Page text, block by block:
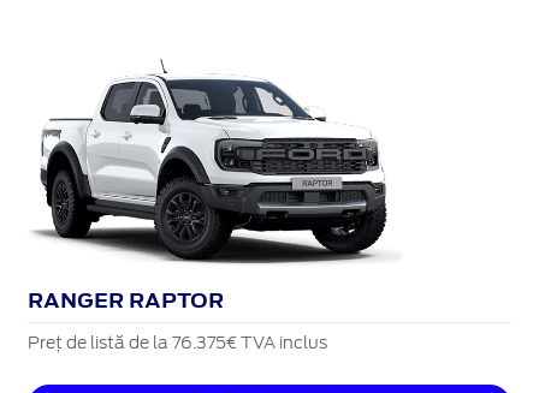
RANGER RAPTOR
Preț de listă de la 76.375€ TVA inclus